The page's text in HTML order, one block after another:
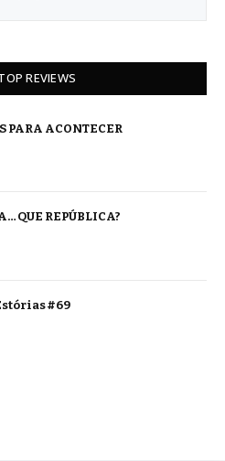
REVIEWS
PARA ACONTECER
QUE REPÚBLICA?
#69